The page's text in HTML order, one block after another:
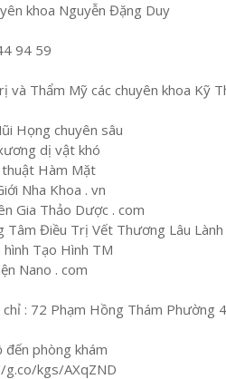
khoa Nguyễn Đặng Duy
94 59
và Thẩm Mỹ các chuyên khoa Kỹ
Họng chuyên sâu
dị vật khó
thuật Hàm Mặt
Nha Khoa . vn
Gia Thảo Dược . com
Tâm Điều Trị Vết Thương Lâu Lành
hình Tạo Hình TM
Nano . com
: 72 Phạm Hồng Thám Phường
đến phòng khám
kgs/AXqZND